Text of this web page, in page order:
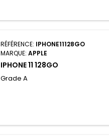
RÉFÉRENCE: IPHONE11128GO
MARQUE:APPLE
IPHONE 11 128GO
Grade A